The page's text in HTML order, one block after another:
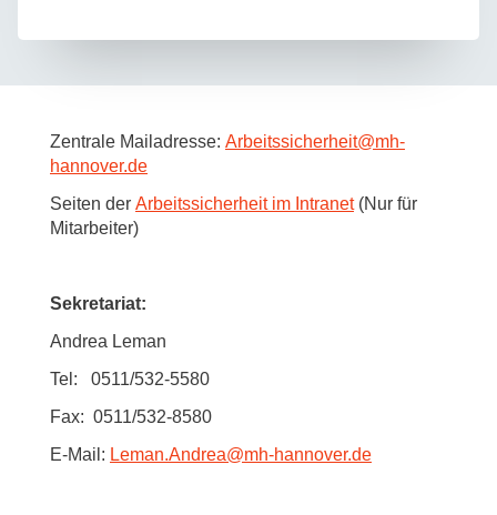
Zentrale Mailadresse: Arbeitssicherheit@mh-
hannover.de
Seiten der Arbeitssicherheit im Intranet(Nur für
Mitarbeiter)
Sekretariat:
Andrea Leman
Tel: 0511/532-5580
Fax: 0511/532-8580
E-Mail: Leman.Andrea@mh-hannover.de